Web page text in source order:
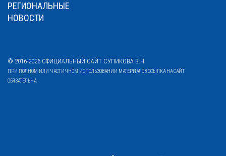
РЕГИОНАЛЬНЫЕ
НОВОСТИ
© 2016-2026 ОФИЦИАЛЬНЫЙ САЙТ СУПИКОВА В.Н.
ПРИ ПОЛНОМ ИЛИ ЧАСТИЧНОМ ИСПОЛЬЗОВАНИИ МАТЕРИАЛОВ ССЫЛКА НА САЙТ
ОБЯЗАТЕЛЬНА